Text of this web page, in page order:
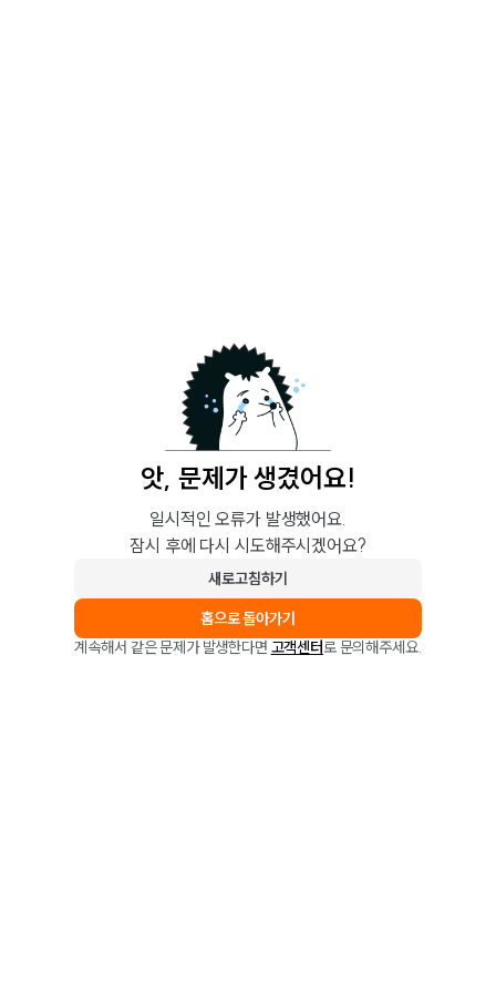
앗, 문제가 생겼어요!
일시적인 오류가 발생했어요.
잠시 후에 다시 시도해주시겠어요?
새로고침하기
홈으로 돌아가기
계속해서 같은 문제가 발생한다면 고객센터로 문의해주세요.